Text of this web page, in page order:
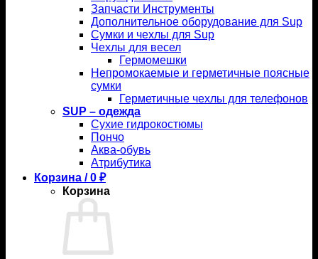
Запчасти Инструменты
Дополнительное оборудование для Sup
Сумки и чехлы для Sup
Чехлы для весел
Гермомешки
Непромокаемые и герметичные поясные
сумки
Герметичные чехлы для телефонов
SUP – одежда
Сухие гидрокостюмы
Пончо
Аква-обувь
Атрибутика
Корзина /0 ₽
Корзина